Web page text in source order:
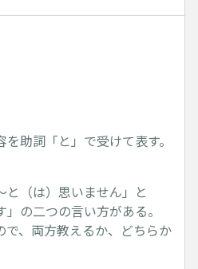
を助詞「と」で受けて表す。
と（は）思いません」と
」の二つの言い方がある。
で、両方教えるか、どちらか